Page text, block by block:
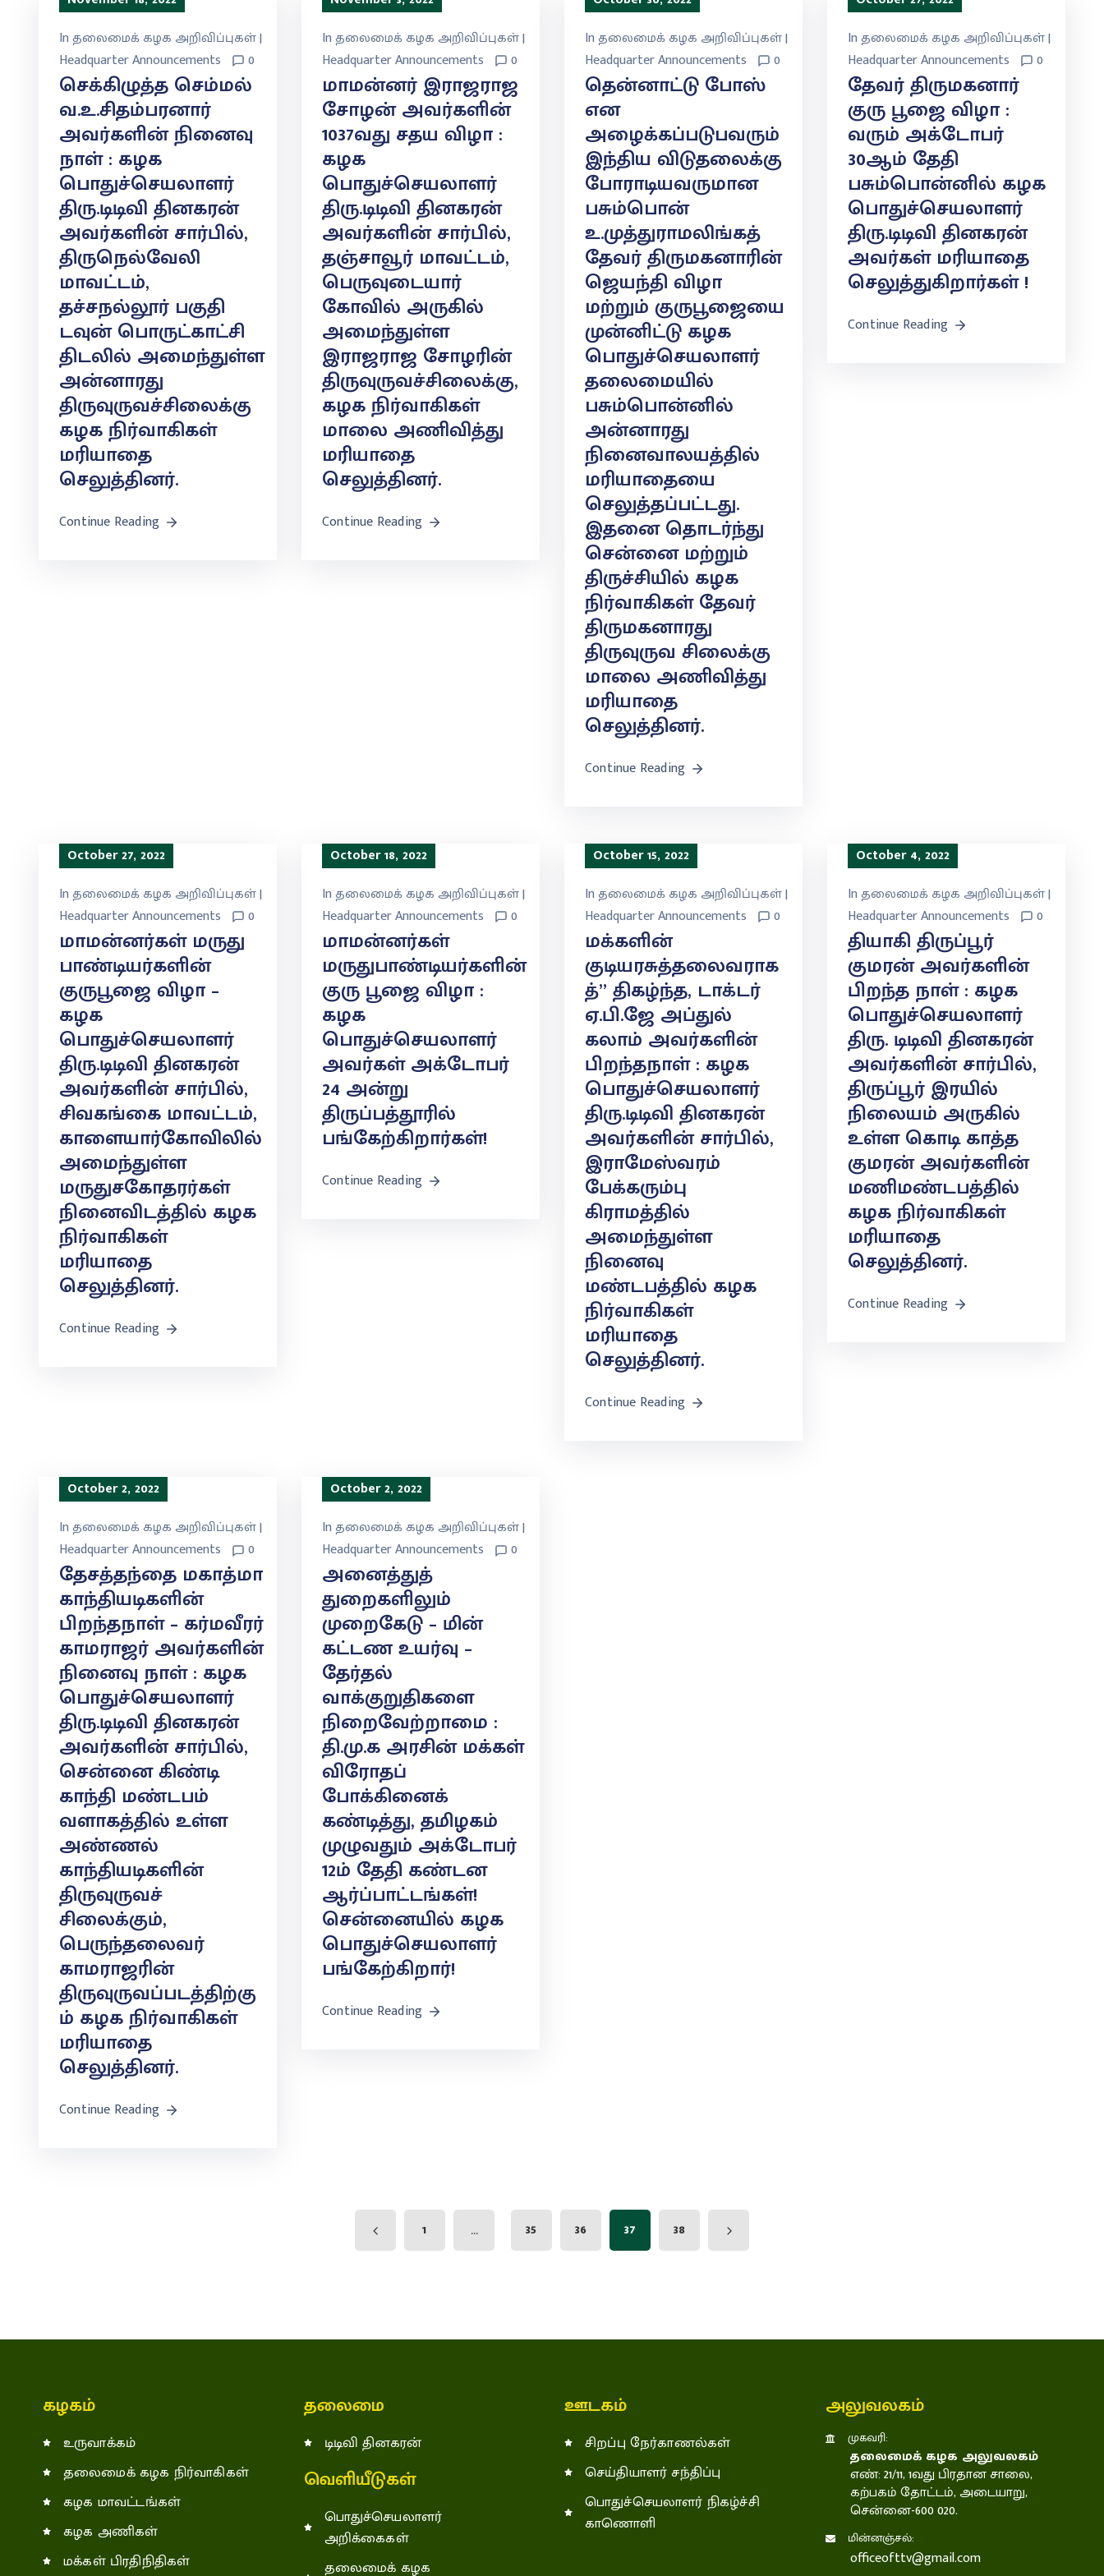
Inதலைமைக் கழக அறிவிப்புகள் |
Headquarter Announcements
0
செக்கிழுத்த செம்மல்
வ.உ.சிதம்பரனார்
அவர்களின் நினைவு
நாள் : கழக
பொதுச்செயலாளர்
திரு.டிடிவி தினகரன்
அவர்களின் சார்பில்,
திருநெல்வேலி
மாவட்டம்,
தச்சநல்லூர் பகுதி
டவுன் பொருட்காட்சி
திடலில் அமைந்துள்ள
அன்னாரது
திருவுருவச்சிலைக்கு
கழக நிர்வாகிகள்
மரியாதை
செலுத்தினர்.
Continue Reading
Inதலைமைக் கழக அறிவிப்புகள் |
Headquarter Announcements
0
மாமன்னர் இராஜராஜ
சோழன் அவர்களின்
1037வது சதய விழா :
கழக
பொதுச்செயலாளர்
திரு.டிடிவி தினகரன்
அவர்களின் சார்பில்,
தஞ்சாவூர் மாவட்டம்,
பெருவுடையார்
கோவில் அருகில்
அமைந்துள்ள
இராஜராஜ சோழரின்
திருவுருவச்சிலைக்கு,
கழக நிர்வாகிகள்
மாலை அணிவித்து
மரியாதை
செலுத்தினர்.
Continue Reading
Inதலைமைக் கழக அறிவிப்புகள் |
Headquarter Announcements
0
தென்னாட்டு போஸ்
என
அழைக்கப்படுபவரும்
இந்திய விடுதலைக்கு
போராடியவருமான
பசும்பொன்
உ.முத்துராமலிங்கத்
தேவர் திருமகனாரின்
ஜெயந்தி விழா
மற்றும் குருபூஜையை
முன்னிட்டு கழக
பொதுச்செயலாளர்
தலைமையில்
பசும்பொன்னில்
அன்னாரது
நினைவாலயத்தில்
மரியாதையை
செலுத்தப்பட்டது.
இதனை தொடர்ந்து
சென்னை மற்றும்
திருச்சியில் கழக
நிர்வாகிகள் தேவர்
திருமகனாரது
திருவுருவ சிலைக்கு
மாலை அணிவித்து
மரியாதை
செலுத்தினர்.
Continue Reading
Inதலைமைக் கழக அறிவிப்புகள் |
Headquarter Announcements
0
தேவர் திருமகனார்
குரு பூஜை விழா :
வரும் அக்டோபர்
30ஆம் தேதி
பசும்பொன்னில் கழக
பொதுச்செயலாளர்
திரு.டிடிவி தினகரன்
அவர்கள் மரியாதை
செலுத்துகிறார்கள் !
Continue Reading
October 27, 2022
Inதலைமைக் கழக அறிவிப்புகள் |
Headquarter Announcements
0
மாமன்னர்கள் மருது
பாண்டியர்களின்
குருபூஜை விழா –
கழக
பொதுச்செயலாளர்
திரு.டிடிவி தினகரன்
அவர்களின் சார்பில்,
சிவகங்கை மாவட்டம்,
காளையார்கோவிலில்
அமைந்துள்ள
மருதுசகோதரர்கள்
நினைவிடத்தில் கழக
நிர்வாகிகள்
மரியாதை
செலுத்தினர்.
Continue Reading
October 18, 2022
Inதலைமைக் கழக அறிவிப்புகள் |
Headquarter Announcements
0
மாமன்னர்கள்
மருதுபாண்டியர்களின்
குரு பூஜை விழா :
கழக
பொதுச்செயலாளர்
அவர்கள் அக்டோபர்
24 அன்று
திருப்பத்தூரில்
பங்கேற்கிறார்கள்!
Continue Reading
October 15, 2022
Inதலைமைக் கழக அறிவிப்புகள் |
Headquarter Announcements
0
மக்களின்
குடியரசுத்தலைவராக
த்” திகழ்ந்த, டாக்டர்
ஏ.பி.ஜே அப்துல்
கலாம் அவர்களின்
பிறந்தநாள் : கழக
பொதுச்செயலாளர்
திரு.டிடிவி தினகரன்
அவர்களின் சார்பில்,
இராமேஸ்வரம்
பேக்கரும்பு
கிராமத்தில்
அமைந்துள்ள
நினைவு
மண்டபத்தில் கழக
நிர்வாகிகள்
மரியாதை
செலுத்தினர்.
Continue Reading
October 4, 2022
Inதலைமைக் கழக அறிவிப்புகள் |
Headquarter Announcements
0
தியாகி திருப்பூர்
குமரன் அவர்களின்
பிறந்த நாள் : கழக
பொதுச்செயலாளர்
திரு. டிடிவி தினகரன்
அவர்களின் சார்பில்,
திருப்பூர் இரயில்
நிலையம் அருகில்
உள்ள கொடி காத்த
குமரன் அவர்களின்
மணிமண்டபத்தில்
கழக நிர்வாகிகள்
மரியாதை
செலுத்தினர்.
Continue Reading
October 2, 2022
Inதலைமைக் கழக அறிவிப்புகள் |
Headquarter Announcements
0
தேசத்தந்தை மகாத்மா
காந்தியடிகளின்
பிறந்தநாள் – கர்மவீரர்
காமராஜர் அவர்களின்
நினைவு நாள் : கழக
பொதுச்செயலாளர்
திரு.டிடிவி தினகரன்
அவர்களின் சார்பில்,
சென்னை கிண்டி
காந்தி மண்டபம்
வளாகத்தில் உள்ள
அண்ணல்
காந்தியடிகளின்
திருவுருவச்
சிலைக்கும்,
பெருந்தலைவர்
காமராஜரின்
திருவுருவப்படத்திற்கு
ம் கழக நிர்வாகிகள்
மரியாதை
செலுத்தினர்.
Continue Reading
October 2, 2022
Inதலைமைக் கழக அறிவிப்புகள் |
Headquarter Announcements
0
அனைத்துத்
துறைகளிலும்
முறைகேடு – மின்
கட்டண உயர்வு –
தேர்தல்
வாக்குறுதிகளை
நிறைவேற்றாமை :
தி.மு.க அரசின் மக்கள்
விரோதப்
போக்கினைக்
கண்டித்து, தமிழகம்
முழுவதும் அக்டோபர்
12ம் தேதி கண்டன
ஆர்ப்பாட்டங்கள்!
சென்னையில் கழக
பொதுச்செயலாளர்
பங்கேற்கிறார்!
Continue Reading
1 ... 35 36 37 38
கழகம்
உருவாக்கம்
தலைமைக் கழக நிர்வாகிகள்
கழக மாவட்டங்கள்
கழக அணிகள்
மக்கள் பிரதிநிதிகள்
தலைமை
டிடிவி தினகரன்
வெளியீடுகள்
பொதுச்செயலாளர்
அறிக்கைகள்
தலைமைக் கழக
ஊடகம்
சிறப்பு நேர்காணல்கள்
செய்தியாளர் சந்திப்பு
பொதுச்செயலாளர் நிகழ்ச்சி
காணொளி
அலுவலகம்
முகவரி:
தலைமைக் கழக அலுவலகம்
எண்: 21/11, 1வது பிரதான சாலை,
கற்பகம் தோட்டம், அடையாறு,
சென்னை-600 020.
மின்னஞ்சல்:
officeofttv@gmail.com